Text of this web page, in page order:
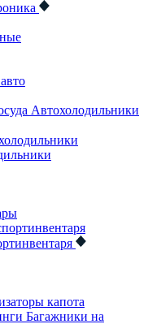
Автохолодильники
капота
Багажники на